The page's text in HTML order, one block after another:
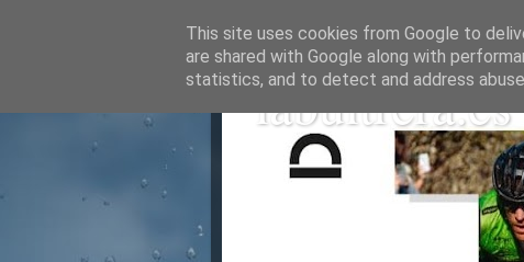
labuitrera.es
This site uses cookies from Google to
are shared with Google along with
statistics, and to detect and address